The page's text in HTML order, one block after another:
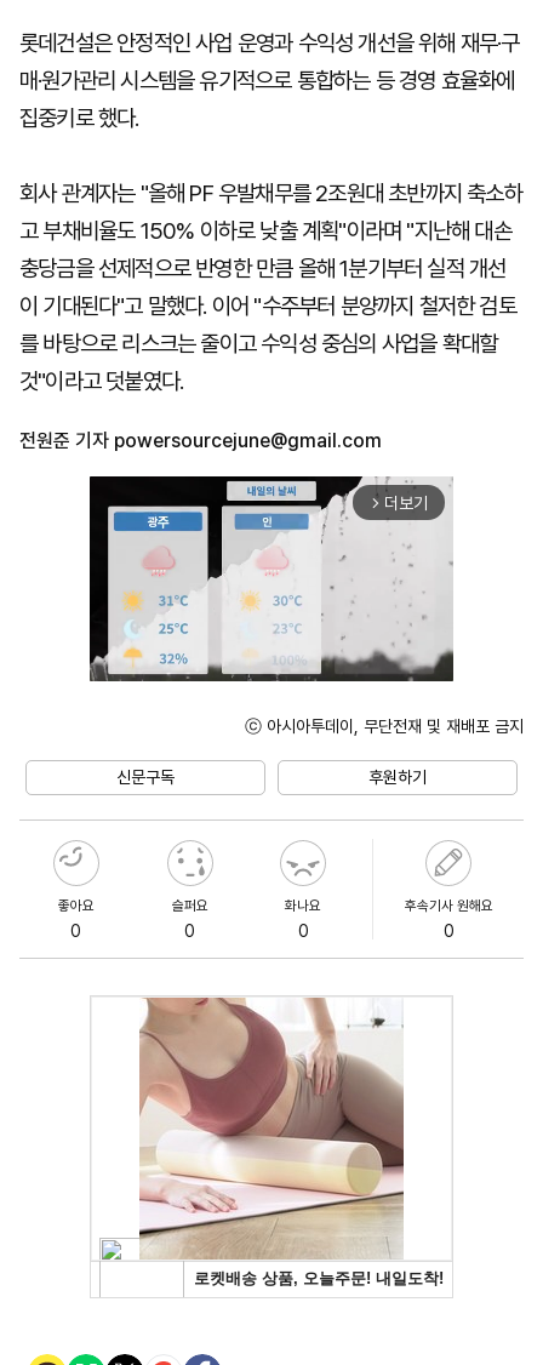
롯데건설은 안정적인 사업 운영과 수익성 개선을 위해 재무·구
매·원가관리 시스템을 유기적으로 통합하는 등 경영 효율화에
집중키로 했다.
회사 관계자는 "올해 PF 우발채무를 2조원대 초반까지 축소하
고 부채비율도 150% 이하로 낮출 계획"이라며 "지난해 대손
충당금을 선제적으로 반영한 만큼 올해 1분기부터 실적 개선
이 기대된다"고 말했다. 이어 "수주부터 분양까지 철저한 검토
를 바탕으로 리스크는 줄이고 수익성 중심의 사업을 확대할
것"이라고 덧붙였다.
전원준 기자 powersourcejune@gmail.com
arrow_forward_ios 더보기
ⓒ 아시아투데이, 무단전재 및 재배포 금지
신문구독 후원하기
좋아요
0
슬퍼요
0
화나요
0
후속기사 원해요
0